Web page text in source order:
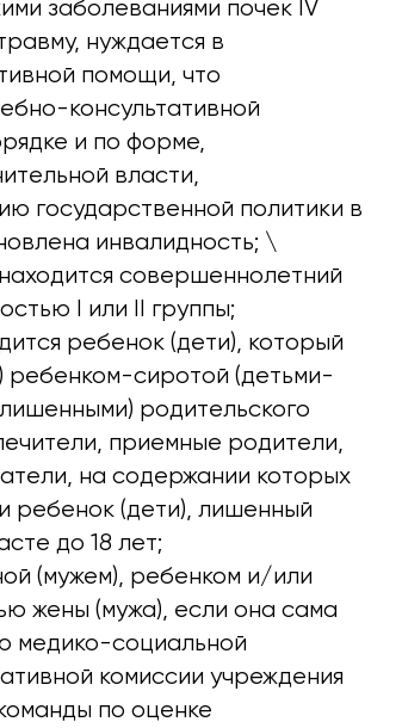
заболеваниями почек IV
нуждается в
помощи, что
консультативной
и по форме,
власти,
государственной политики в
инвалидность; \
совершеннолетний
I или II группы;
ребенок (дети), который
ребенком-сиротой (детьми-
родительского
приемные родители,
на содержании которых
ребенок (дети), лишенный
до 18 лет;
(мужем), ребенком и/или
жены (мужа), если она сама
медико-социальной
комиссии учреждения
по оценке